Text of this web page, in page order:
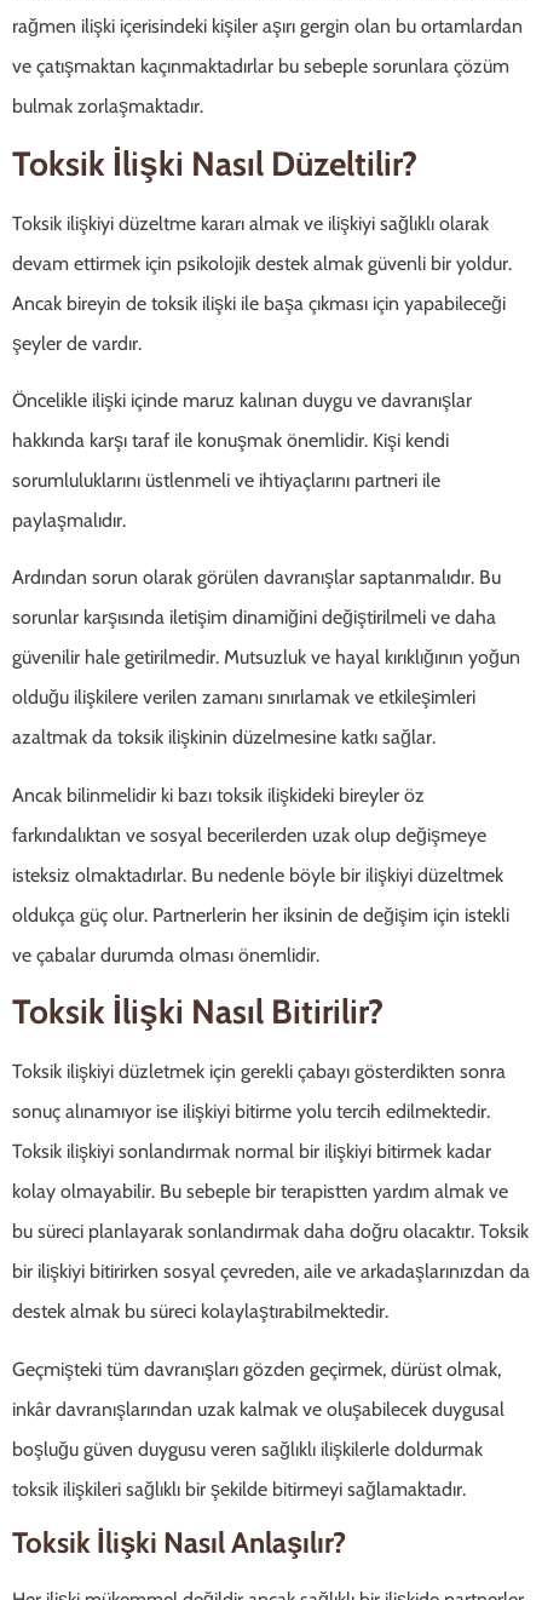
rağmen ilişki içerisindeki kişiler aşırı gergin olan bu ortamlardan
ve çatışmaktan kaçınmaktadırlar bu sebeple sorunlara çözüm
bulmak zorlaşmaktadır.
Toksik İlişki Nasıl Düzeltilir?
Toksik ilişkiyi düzeltme kararı almak ve ilişkiyi sağlıklı olarak
devam ettirmek için psikolojik destek almak güvenli bir yoldur.
Ancak bireyin de toksik ilişki ile başa çıkması için yapabileceği
şeyler de vardır.
Öncelikle ilişki içinde maruz kalınan duygu ve davranışlar
hakkında karşı taraf ile konuşmak önemlidir. Kişi kendi
sorumluluklarını üstlenmeli ve ihtiyaçlarını partneri ile
paylaşmalıdır.
Ardından sorun olarak görülen davranışlar saptanmalıdır. Bu
sorunlar karşısında iletişim dinamiğini değiştirilmeli ve daha
güvenilir hale getirilmedir. Mutsuzluk ve hayal kırıklığının yoğun
olduğu ilişkilere verilen zamanı sınırlamak ve etkileşimleri
azaltmak da toksik ilişkinin düzelmesine katkı sağlar.
Ancak bilinmelidir ki bazı toksik ilişkideki bireyler öz
farkındalıktan ve sosyal becerilerden uzak olup değişmeye
isteksiz olmaktadırlar. Bu nedenle böyle bir ilişkiyi düzeltmek
oldukça güç olur. Partnerlerin her iksinin de değişim için istekli
ve çabalar durumda olması önemlidir.
Toksik İlişki Nasıl Bitirilir?
Toksik ilişkiyi düzletmek için gerekli çabayı gösterdikten sonra
sonuç alınamıyor ise ilişkiyi bitirme yolu tercih edilmektedir.
Toksik ilişkiyi sonlandırmak normal bir ilişkiyi bitirmek kadar
kolay olmayabilir. Bu sebeple bir terapistten yardım almak ve
bu süreci planlayarak sonlandırmak daha doğru olacaktır. Toksik
bir ilişkiyi bitirirken sosyal çevreden, aile ve arkadaşlarınızdan da
destek almak bu süreci kolaylaştırabilmektedir.
Geçmişteki tüm davranışları gözden geçirmek, dürüst olmak,
inkâr davranışlarından uzak kalmak ve oluşabilecek duygusal
boşluğu güven duygusu veren sağlıklı ilişkilerle doldurmak
toksik ilişkileri sağlıklı bir şekilde bitirmeyi sağlamaktadır.
Toksik İlişki Nasıl Anlaşılır?